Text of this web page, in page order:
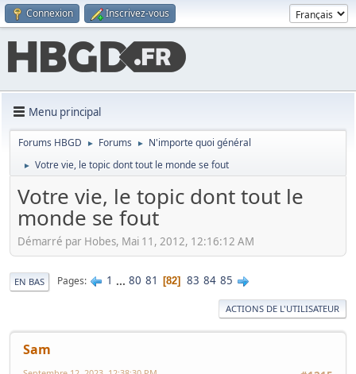
Connexion Inscrivez-vous
Menu principal
Forums HBGD ► Forums ► N'importe quoi général
► Votre vie, le topic dont tout le monde se fout
Votre vie, le topic dont tout le
monde se fout
Démarré par Hobes, Mai 11, 2012, 12:16:12 AM
EN BAS Pages 1 ... 80 81 82 83 84 85
ACTIONS DE L'UTILISATEUR
Sam